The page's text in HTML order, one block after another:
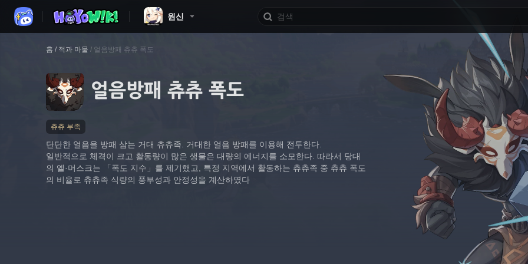
원신
홈 / 적과 마물 / 얼음방패 츄츄 폭도
얼음방패 츄츄 폭도
츄츄 부족
단단한 얼음을 방패 삼는 거대 츄츄족. 거대한 얼음 방패를 이용해 전투한다.
일반적으로 체격이 크고 활동량이 많은 생물은 대량의 에너지를 소모한다. 따라서 당대
의 엘·머스크는 「폭도 지수」를 제기했고, 특정 지역에서 활동하는 츄츄족 중 츄츄 폭도
의 비율로 츄츄족 식량의 풍부성과 안정성을 계산하였다